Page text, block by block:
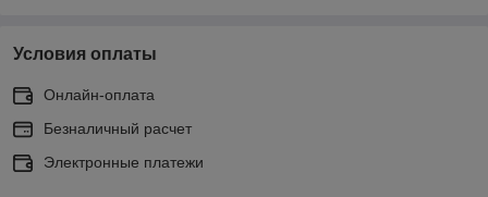
Условия оплаты
Онлайн-оплата
Безналичный расчет
Электронные платежи